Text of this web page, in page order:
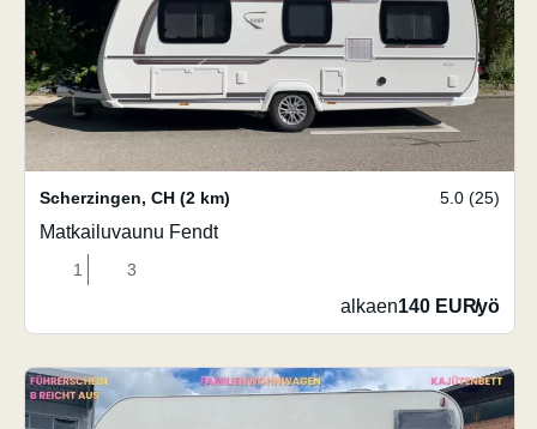
Scherzingen, CH (2 km) 5.0 (25)
Matkailuvaunu Fendt
1 3
alkaen140 EUR/yö